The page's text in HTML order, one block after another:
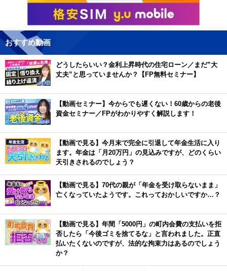
おすすめ動画
どうしたらいい？金利上昇時代の住宅ローン／まだ”大
丈夫”と思っていませんか？【FP無料セミナー】
【動画セミナー】今からでも遅くない！60歳からの老後
資金セミナー／FPがわかりやすく解説します！
【動画で見る】今月末で完全に引退して年金生活に入り
ます。年金は「月20万円」の見込みですが、どのくらい
天引きされるのでしょう？
【動画で見る】70代の親が「年金を受け取らないまま」
亡くなっていたようです。これっておかしいですか…？
【動画で見る】年間「5000円」の町内会費の支払いを拒
否したら「今後ゴミを捨てるな」と言われました。正直
払いたくないのですが、法的な拘束力はあるのでしょう
か？